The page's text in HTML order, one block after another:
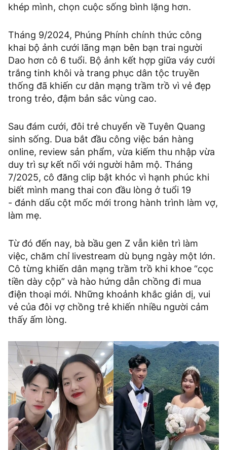
khép mình, chọn cuộc sống bình lặng hơn.
Tháng 9/2024, Phúng Phính chính thức công
khai bộ ảnh cưới lãng mạn bên bạn trai người
Dao hơn cô 6 tuổi. Bộ ảnh kết hợp giữa váy cưới
trắng tinh khôi và trang phục dân tộc truyền
thống đã khiến cư dân mạng trầm trồ vì vẻ đẹp
trong trẻo, đậm bản sắc vùng cao.
Sau đám cưới, đôi trẻ chuyển về Tuyên Quang
sinh sống. Dua bắt đầu công việc bán hàng
online, review sản phẩm, vừa kiếm thu nhập vừa
duy trì sự kết nối với người hâm mộ. Tháng
7/2025, cô đăng clip bật khóc vì hạnh phúc khi
biết mình mang thai con đầu lòng ở tuổi 19
- đánh dấu cột mốc mới trong hành trình làm vợ,
làm mẹ.
Từ đó đến nay, bà bầu gen Z vẫn kiên trì làm
việc, chăm chỉ livestream dù bụng ngày một lớn.
Cô từng khiến dân mạng trầm trồ khi khoe “cọc
tiền dày cộp” và hào hứng dẫn chồng đi mua
điện thoại mới. Những khoảnh khắc giản dị, vui
vẻ của đôi vợ chồng trẻ khiến nhiều người cảm
thấy ấm lòng.